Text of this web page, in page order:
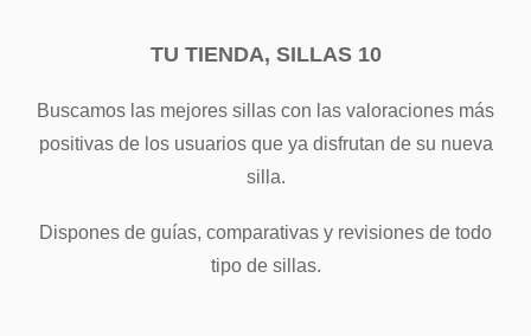
TU TIENDA, SILLAS 10
Buscamos las mejores sillas con las valoraciones más
positivas de los usuarios que ya disfrutan de su nueva
silla.
Dispones de guías, comparativas y revisiones de todo
tipo de sillas.